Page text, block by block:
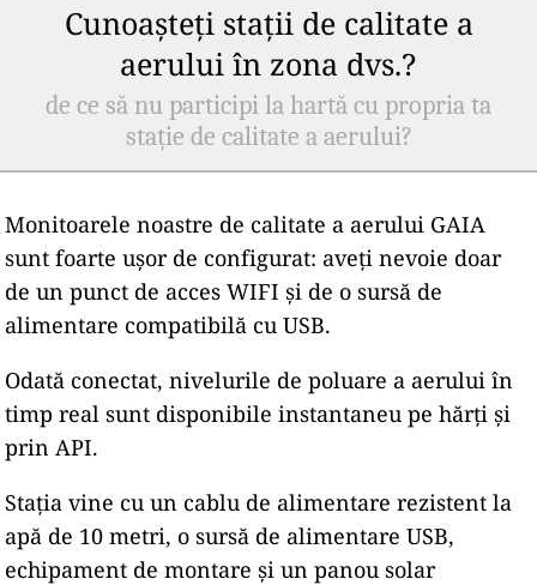
Cunoașteți stații de calitate a
aerului în zona dvs.?
de ce să nu participi la hartă cu propria ta
stație de calitate a aerului?
Monitoarele noastre de calitate a aerului GAIA
sunt foarte ușor de configurat: aveți nevoie doar
de un punct de acces WIFI și de o sursă de
alimentare compatibilă cu USB.
Odată conectat, nivelurile de poluare a aerului în
timp real sunt disponibile instantaneu pe hărți și
prin API.
Stația vine cu un cablu de alimentare rezistent la
apă de 10 metri, o sursă de alimentare USB,
echipament de montare și un panou solar